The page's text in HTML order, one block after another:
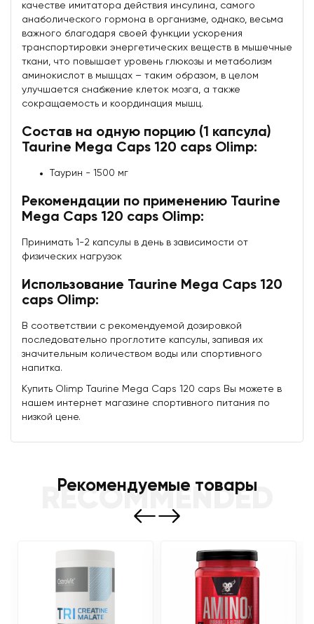
качестве имитатора действия инсулина, самого
анаболического гормона в организме, однако, весьма
важного благодаря своей функции ускорения
транспортировки энергетических веществ в мышечные
ткани, что повышает уровень глюкозы и метаболизм
аминокислот в мышцах – таким образом, в целом
улучшается снабжение клеток мозга, а также
сокращаемость и координация мышц.
Состав на одную порцию (1 капсула)
Taurine Mega Caps 120 caps Olimp:
Таурин - 1500 мг
Рекомендации по применению Taurine
Mega Caps 120 caps Olimp:
Принимать 1-2 капсулы в день в зависимости от
физических нагрузок
Использование Taurine Mega Caps 120
caps Olimp:
В соответствии с рекомендуемой дозировкой
последовательно проглотите капсулы, запивая их
значительным количеством воды или спортивного
напитка.
Купить Olimp Taurine Mega Caps 120 caps Вы можете в
нашем интернет магазине спортивного питания по
низкой цене.
RECOMMENDED
Рекомендуемые товары